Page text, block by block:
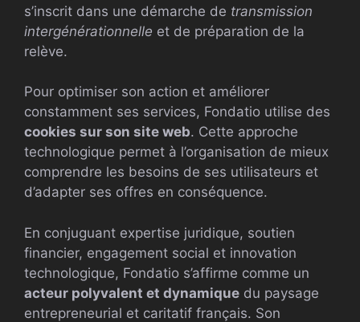
s’inscrit dans une démarche de transmission
intergénérationnelle et de préparation de la
relève.
Pour optimiser son action et améliorer
constamment ses services, Fondatio utilise des
cookies sur son site web. Cette approche
technologique permet à l’organisation de mieux
comprendre les besoins de ses utilisateurs et
d’adapter ses offres en conséquence.
En conjuguant expertise juridique, soutien
financier, engagement social et innovation
technologique, Fondatio s’affirme comme un
acteur polyvalent et dynamique du paysage
entrepreneurial et caritatif français. Son